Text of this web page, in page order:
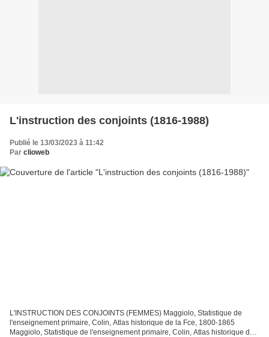
L'instruction des conjoints (1816-1988)
Publié le 13/03/2023 à 11:42
Par clioweb
L'INSTRUCTION DES CONJOINTS (FEMMES) Maggiolo, Statistique de
l'enseignement primaire, Colin, Atlas historique de la Fce, 1800-1865
Maggiolo, Statistique de l'enseignement primaire, Colin, Atlas historique de